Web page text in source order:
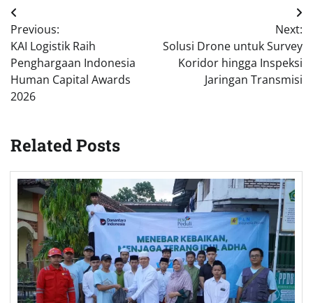
Post
navigation
Previous:
KAI Logistik Raih
Penghargaan Indonesia
Human Capital Awards
2026
Next:
Solusi Drone untuk Survey
Koridor hingga Inspeksi
Jaringan Transmisi
Related Posts